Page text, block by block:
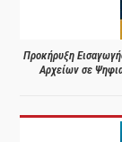
Προκήρυξη
Αρχείων σε